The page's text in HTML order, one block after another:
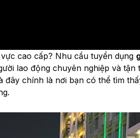
cao cấp? Nhu cầu tuyển dụng
lao động chuyên nghiệp và tận
đây chính là nơi bạn có thể tìm